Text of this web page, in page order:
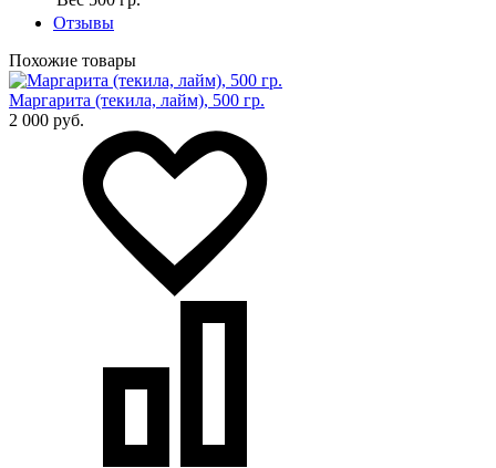
Отзывы
Похожие товары
Маргарита (текила, лайм), 500 гр.
2 000 руб.